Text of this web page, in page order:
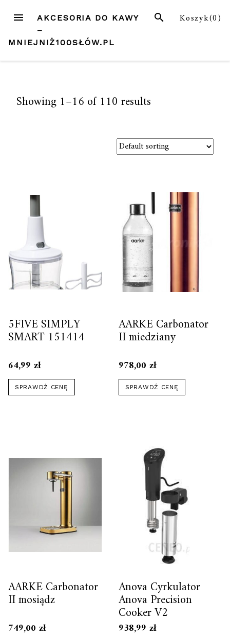
treści
MENU Koszyk(0)
SZUKAJ
AKCESORIA DO KAWY
–
MNIEJNIŻ100SŁÓW.PL
Showing 1–16 of 110 results
5FIVE SIMPLY
SMART 151414
64,99 zł
SPRAWDŹ CENĘ
AARKE Carbonator
II miedziany
978,00zł
SPRAWDŹ CENĘ
AARKE Carbonator
II mosiądz
749,00 zł
Anova Cyrkulator
Anova Precision
Cooker V2
938,99zł